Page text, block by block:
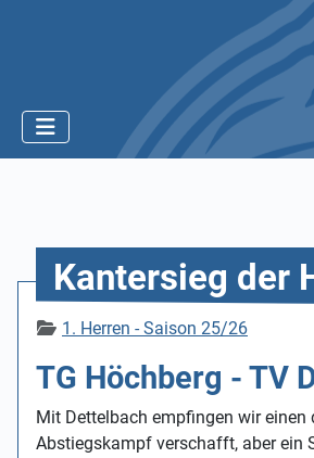
Kantersieg der
Details1. Herren - Saison 25/26
TG Höchberg - TV
Mit Dettelbach empfingen wir einen
Abstiegskampf verschafft, aber ein